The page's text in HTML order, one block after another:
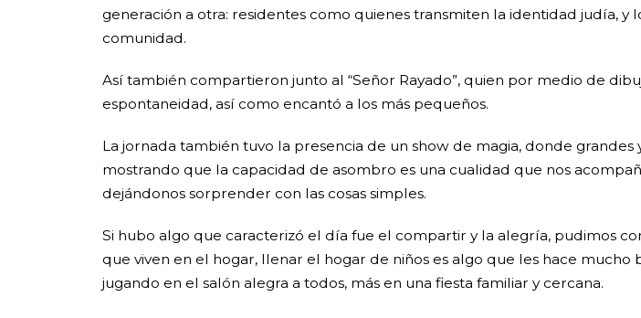
generación a otra: residentes como quienes transmiten la identidad judía, y
comunidad.
Así también compartieron junto al “Señor Rayado”, quien por medio de
espontaneidad, así como encantó a los más pequeños.
La jornada también tuvo la presencia de un show de magia, donde
mostrando que la capacidad de asombro es una cualidad que nos
dejándonos sorprender con las cosas simples.
Si hubo algo que caracterizó el día fue el compartir y la alegría, pudimos
que viven en el hogar, llenar el hogar de niños es algo que les hace
jugando en el salón alegra a todos, más en una fiesta familiar y cercana.